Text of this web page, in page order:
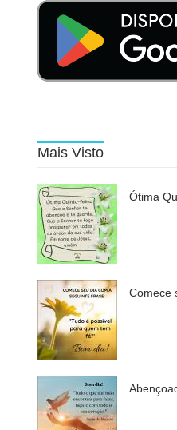
Mais Visto
Ótima
Comece